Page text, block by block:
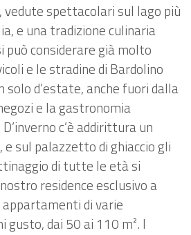
vedute spettacolari sul lago più
e una tradizione culinaria
può considerare già molto
e le stradine di Bardolino
solo d’estate, anche fuori dalla
e la gastronomia
c’è addirittura un
sul palazzetto di ghiaccio gli
di tutte le età si
residence esclusivo a
appartamenti di varie
gusto, dai 50 ai 110 m². I